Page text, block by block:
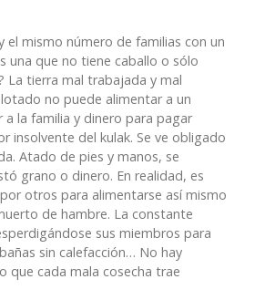
el mismo número de familias con un
una que no tiene caballo o sólo
La tierra mal trabajada y mal
no puede alimentar a un
a la familia y dinero para pagar
insolvente del kulak. Se ve obligado
Atado de pies y manos, se
grano o dinero. En realidad, es
otros para alimentarse así mismo
de hambre. La constante
sus miembros para
sin calefacción… No hay
que cada mala cosecha trae